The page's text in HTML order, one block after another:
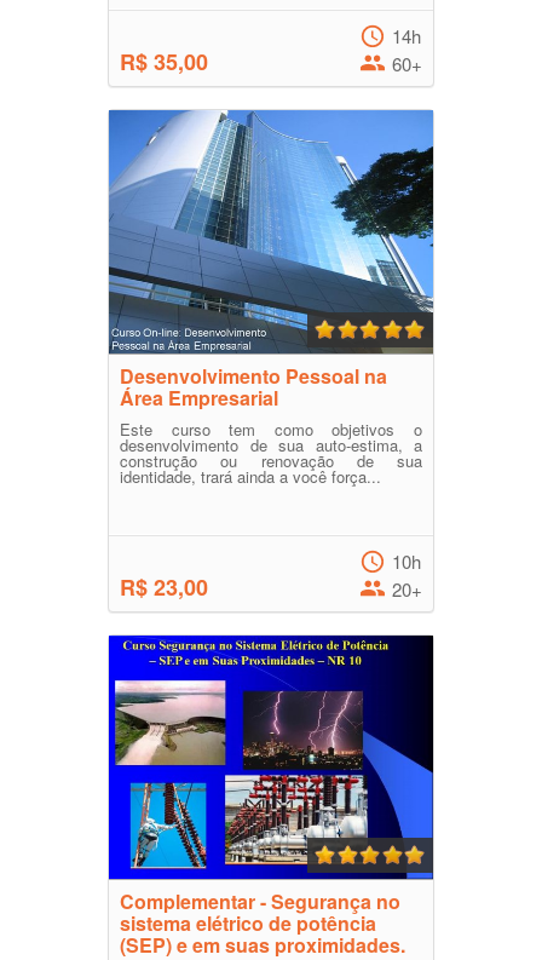
R$ 35,00
14h
60+
Desenvolvimento Pessoal na
Área Empresarial
Este curso tem como objetivos o
desenvolvimento de sua auto-estima, a
construção ou renovação de sua
identidade, trará ainda a você força...
R$ 23,00
10h
20+
Complementar - Segurança no
sistema elétrico de potência
(SEP) e em suas proximidades.